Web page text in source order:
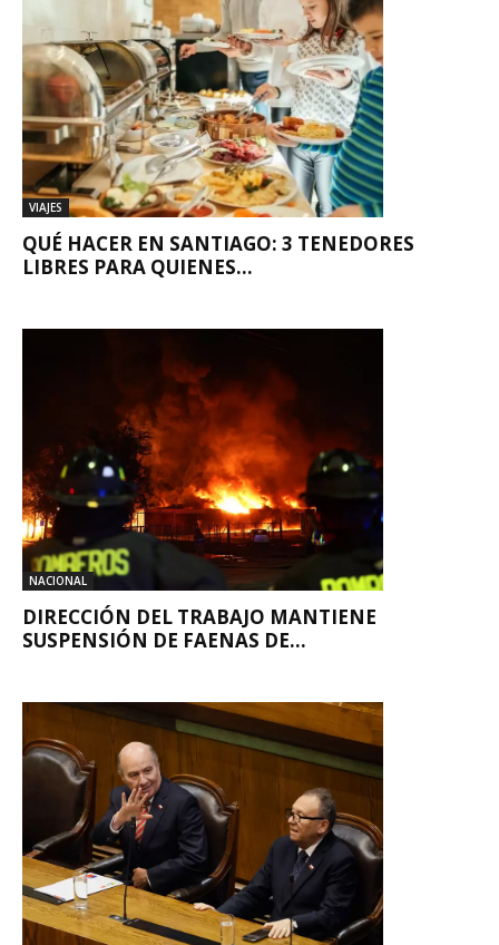
VIAJES
QUÉ HACER EN SANTIAGO: 3 TENEDORES
LIBRES PARA QUIENES...
NACIONAL
DIRECCIÓN DEL TRABAJO MANTIENE
SUSPENSIÓN DE FAENAS DE...